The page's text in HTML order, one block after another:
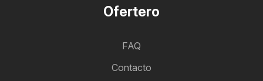
Ofertero
FAQ
Contacto